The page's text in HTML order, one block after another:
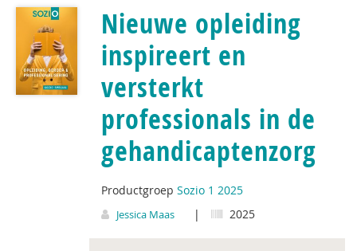
Nieuwe opleiding
inspireert en
versterkt
professionals in de
gehandicaptenzorg
Productgroep Sozio 1 2025
Jessica Maas | 2025